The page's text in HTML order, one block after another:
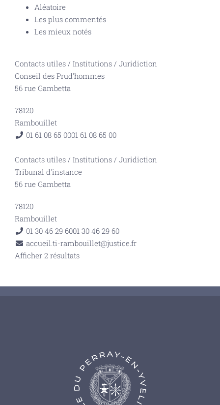
Aléatoire
Les plus commentés
Les mieux notés
Contacts utiles / Institutions / Juridiction
Conseil des Prud'hommes
56 rue Gambetta
78120
Rambouillet
01 61 08 65 0001 61 08 65 00
Contacts utiles / Institutions / Juridiction
Tribunal d'instance
56 rue Gambetta
78120
Rambouillet
01 30 46 29 6001 30 46 29 60
accueil.ti-rambouillet@justice.fr
Afficher 2 résultats